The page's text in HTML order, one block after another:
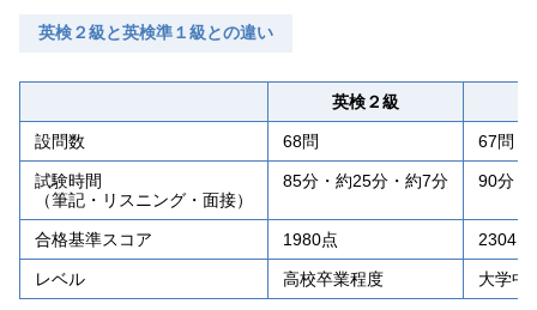
英検２級と英検準１級との違い
英検２級
設問数 68問 67問
試験時間
（筆記・リスニング・面接）
85分・約25分・約7分 90分・
合格基準スコア 1980点 2304点
レベル 高校卒業程度 大学中